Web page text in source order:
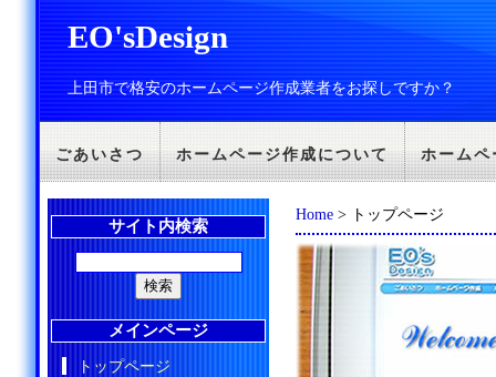
EO'sDesign
上田市で格安のホームページ作成業者をお探しですか？
ごあいさつ ホームページ作成について ホームペ
Home > トップページ
サイト内検索
メインページ
トップページ